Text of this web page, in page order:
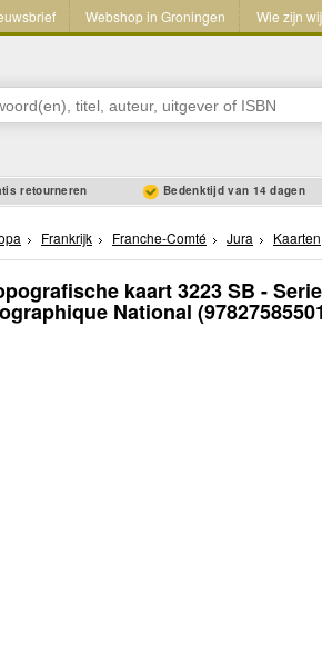
Webshop in Groningen Wie zijn
retourneren Bedenktijd van 14 dagen
Frankrijk Franche-Comté Jura Kaarten
kaart 3223 SB -
National